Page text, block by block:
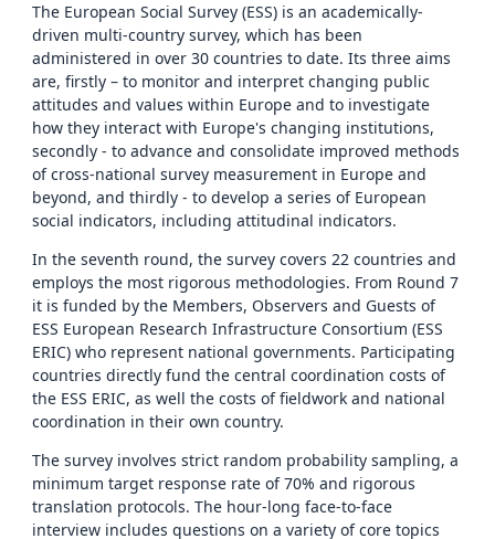
The European Social Survey (ESS) is an academically-
driven multi-country survey, which has been
administered in over 30 countries to date. Its three aims
are, firstly – to monitor and interpret changing public
attitudes and values within Europe and to investigate
how they interact with Europe's changing institutions,
secondly - to advance and consolidate improved methods
of cross-national survey measurement in Europe and
beyond, and thirdly - to develop a series of European
social indicators, including attitudinal indicators.
In the seventh round, the survey covers 22 countries and
employs the most rigorous methodologies. From Round 7
it is funded by the Members, Observers and Guests of
ESS European Research Infrastructure Consortium (ESS
ERIC) who represent national governments. Participating
countries directly fund the central coordination costs of
the ESS ERIC, as well the costs of fieldwork and national
coordination in their own country.
The survey involves strict random probability sampling, a
minimum target response rate of 70% and rigorous
translation protocols. The hour-long face-to-face
interview includes questions on a variety of core topics